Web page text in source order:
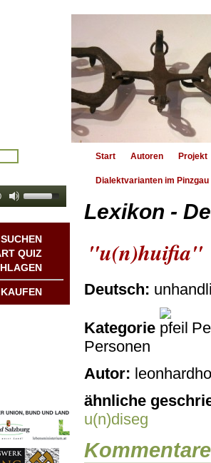
QUIZ
Start Autoren Projekt
Dialektvarianten im Pinzgau
Lexikon -
"u(n)huifia"
Deutsch:
Kategorie
Personen
Autor:
ähnliche
u(n)diseg
Kommentare